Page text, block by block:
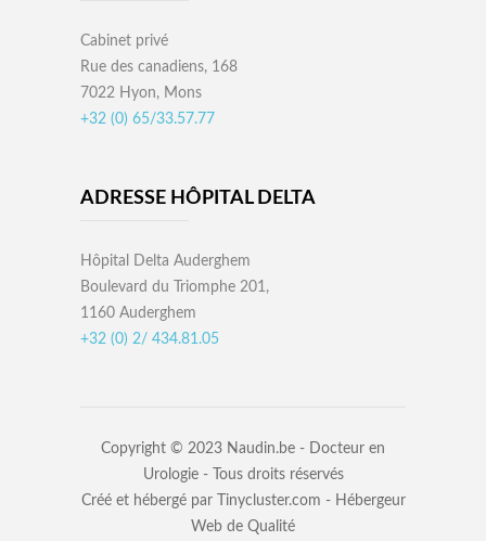
Cabinet privé
Rue des canadiens, 168
7022 Hyon, Mons
+32 (0) 65/33.57.77
ADRESSE HÔPITAL DELTA
Hôpital Delta Auderghem
Boulevard du Triomphe 201,
1160 Auderghem
+32 (0) 2/ 434.81.05
Copyright © 2023 Naudin.be - Docteur en
Urologie- Tous droits réservés
Créé et hébergé par
Tinycluster.com - Hébergeur
Web de Qualité